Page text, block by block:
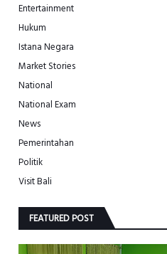
Entertainment
Hukum
Istana Negara
Market Stories
National
National Exam
News
Pemerintahan
Politik
Visit Bali
FEATURED POST